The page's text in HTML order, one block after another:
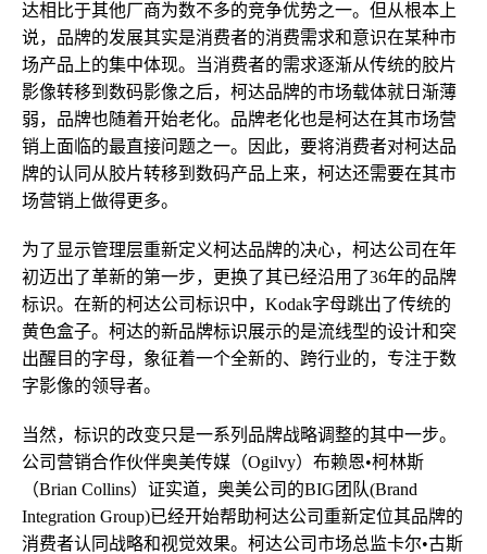
达相比于其他厂商为数不多的竞争优势之一。但从根本上
说，品牌的发展其实是消费者的消费需求和意识在某种市
场产品上的集中体现。当消费者的需求逐渐从传统的胶片
影像转移到数码影像之后，柯达品牌的市场载体就日渐薄
弱，品牌也随着开始老化。品牌老化也是柯达在其市场营
销上面临的最直接问题之一。因此，要将消费者对柯达品
牌的认同从胶片转移到数码产品上来，柯达还需要在其市
场营销上做得更多。
为了显示管理层重新定义柯达品牌的决心，柯达公司在年
初迈出了革新的第一步，更换了其已经沿用了36年的品牌
标识。在新的柯达公司标识中，Kodak字母跳出了传统的
黄色盒子。柯达的新品牌标识展示的是流线型的设计和突
出醒目的字母，象征着一个全新的、跨行业的，专注于数
字影像的领导者。
当然，标识的改变只是一系列品牌战略调整的其中一步。
公司营销合作伙伴奥美传媒（Ogilvy）布赖恩•柯林斯
（Brian Collins）证实道，奥美公司的BIG团队(Brand
Integration Group)已经开始帮助柯达公司重新定位其品牌的
消费者认同战略和视觉效果。柯达公司市场总监卡尔•古斯